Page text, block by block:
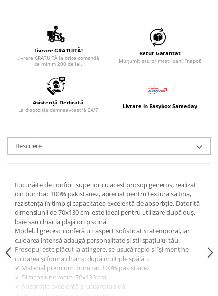
Livrare GRATUITĂ!
Livrare GRATUITĂ la orice comandă
de minim 200 de lei.
Retur Garantat
Mulțumit sau primești banii înapoi!
Asistență Dedicată
La dispoziția dumneavoastră 24/7
Livrare in Easybox Sameday
Descriere
Bucură-te de confort superior cu acest prosop generos, realizat
din bumbac 100% pakistanez, apreciat pentru textura sa fină,
rezistența în timp și capacitatea excelentă de absorbție. Datorită
dimensiunii de 70x130 cm, este ideal pentru utilizare după duș,
baie sau chiar la plajă ori piscină.
Modelul grecesc conferă un aspect sofisticat și atemporal, iar
culoarea intensă adaugă personalitate și stil spațiului tău.
Prosopul este plăcut la atingere, se usucă rapid și își menține
culoarea și forma chiar și după multiple spălări.
✔ Material premium: bumbac 100% pakistanez
✔ Dimensiune mare: 70x130 cm
✔ Absorbție excelentă și uscare rapidă